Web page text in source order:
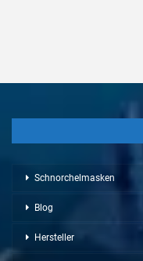
Schnorchelmasken
Blog
Hersteller